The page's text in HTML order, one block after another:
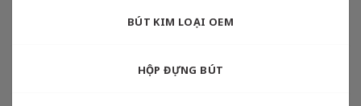
BÚT KIM LOẠI OEM
HỘP ĐỰNG BÚT